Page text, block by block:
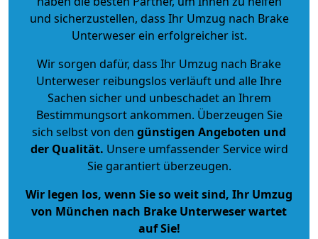
und sicherzustellen, dass Ihr Umzug nach Brake
Unterweser ein erfolgreicher ist.
Wir sorgen dafür, dass Ihr Umzug nach Brake
Unterweser reibungslos verläuft und alle Ihre
Sachen sicher und unbeschadet an Ihrem
Bestimmungsort ankommen. Überzeugen Sie
sich selbst von den günstigen Angeboten und
der Qualität. Unsere umfassender Service wird
Sie garantiert überzeugen.
Wir legen los, wenn Sie so weit sind, Ihr Umzug
von München nach Brake Unterweser wartet
auf Sie!